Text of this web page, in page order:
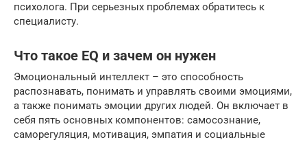
психолога. При серьезных проблемах обратитесь к
специалисту.
Что такое EQ и зачем он нужен
Эмоциональный интеллект – это способность
распознавать, понимать и управлять своими эмоциями,
а также понимать эмоции других людей. Он включает в
себя пять основных компонентов: самосознание,
саморегуляция, мотивация, эмпатия и социальные